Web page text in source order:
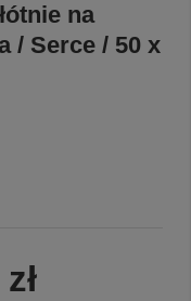
na
/ Serce / 50 x